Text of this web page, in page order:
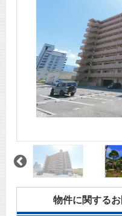
物件に関する